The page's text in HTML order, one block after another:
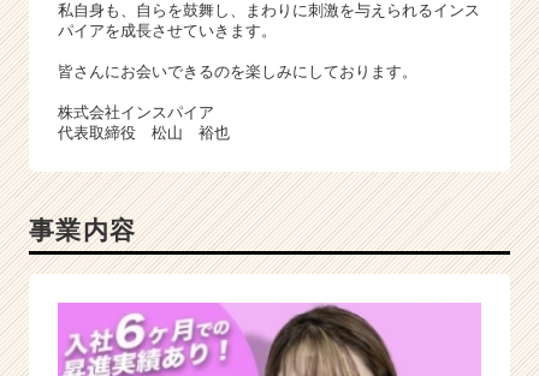
私自身も、自らを鼓舞し、まわりに刺激を与えられるインス
パイアを成長させていきます。
皆さんにお会いできるのを楽しみにしております。
株式会社インスパイア
代表取締役 松山 裕也
事業内容